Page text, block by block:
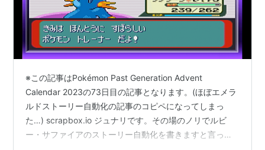
※この記事はPokémon Past Generation Advent
Calendar 2023の73日目の記事となります。(ほぼエメラ
ルドストーリー自動化の記事のコピペになってしまっ
た…) scrapbox.io ジュナリです。その場のノリでルビ
ー・サファイアのストーリー自動化を書きますと言って